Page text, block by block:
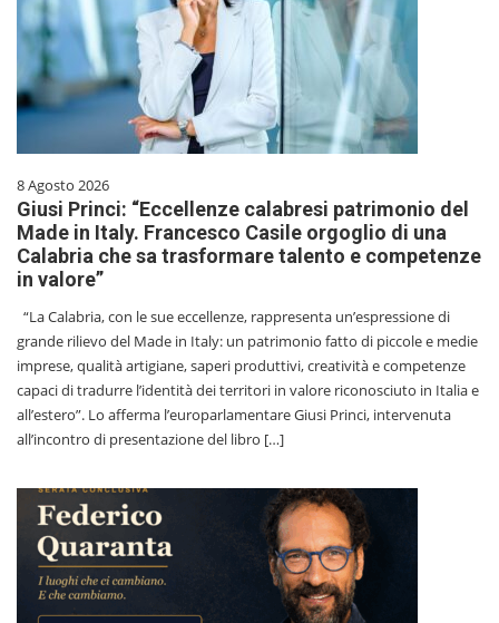
8 Agosto 2026
Giusi Princi: “Eccellenze calabresi patrimonio del
Made in Italy. Francesco Casile orgoglio di una
Calabria che sa trasformare talento e competenze
in valore”
“La Calabria, con le sue eccellenze, rappresenta un’espressione di
grande rilievo del Made in Italy: un patrimonio fatto di piccole e medie
imprese, qualità artigiane, saperi produttivi, creatività e competenze
capaci di tradurre l’identità dei territori in valore riconosciuto in Italia e
all’estero”. Lo afferma l’europarlamentare Giusi Princi, intervenuta
all’incontro di presentazione del libro […]